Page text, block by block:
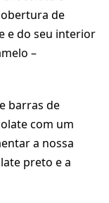
de
e do seu interior
–
barras de
com um
a nossa
preto e a